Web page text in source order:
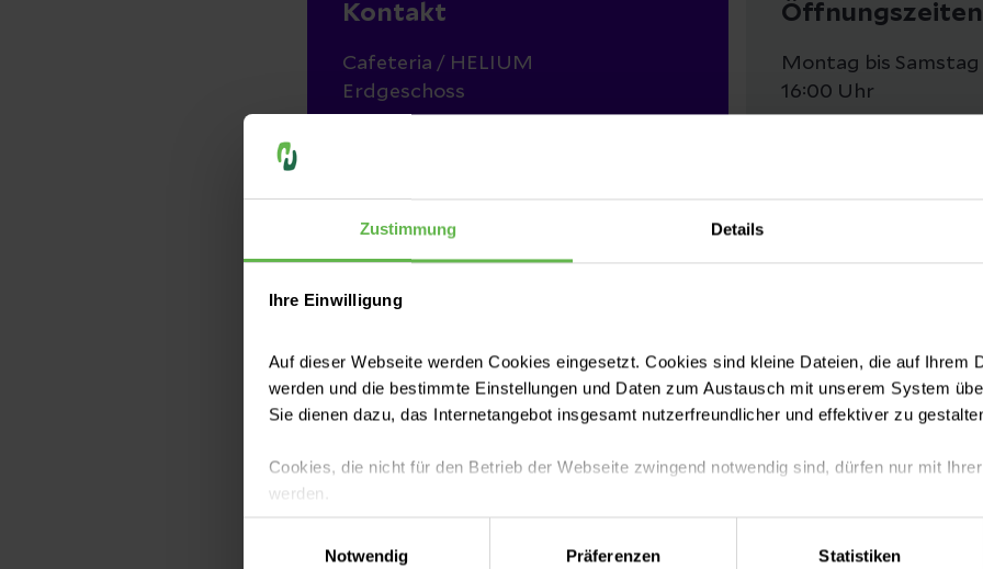
Zustimmung Details
Ihre Einwilligung
Auf dieser Webseite werden Cookies eingesetzt. Cookies sind kleine Dateien, die auf Ihrem
werden und die bestimmte Einstellungen und Daten zum Austausch mit unserem System
Sie dienen dazu, das Internetangebot insgesamt nutzerfreundlicher und effektiver zu
Cookies, die nicht für den Betrieb der Webseite zwingend notwendig sind, dürfen nur mit
werden.
Es steht Ihnen frei, unsere Seite mit nur den notwendigen Cookies zu benutzen, eine
Notwendig
Präferenzen Statistiken
Kontakt
Cafeteria / HELIUM
Erdgeschoss
Öffnungszeiten
Montag bis Samstag
16:00 Uhr
Sonn- und Feiertage
Unsere Informationen für Besucher
Sie möchten einen unserer Patienten besuchen? Hier finden Sie